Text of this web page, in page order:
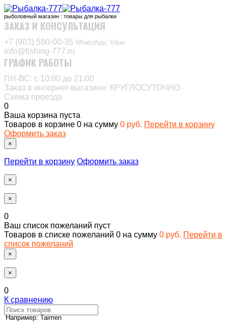
рыболовный магазин : товары для рыбалки
ЗАКАЗ И КОНСУЛЬТАЦИЯ
+7 (903) 580-00-35‬ WhatsApp, Viber
info@fishing-777.ru
ГРАФИК РАБОТЫ
ПН-ВС: с 10:00 до 21:00
Заказ в интернет-магазине: КРУГЛОСУТОЧНО
Схема проезда
0
Ваша корзина пуста
Товаров в корзине 0 на сумму 0 руб. Перейти в корзину
Оформить заказ
×
Перейти в корзину Оформить заказ
×
×
0
Ваш список пожеланий пуст
Товаров в списке пожеланий 0 на сумму 0 руб. Перейти в
список пожеланий
×
×
0
К сравнению
Например: Taimen